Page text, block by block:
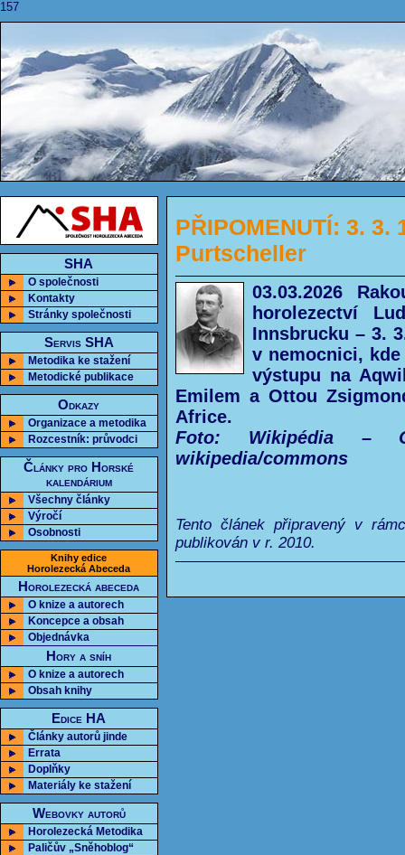
157
SHA
O společnosti
Kontakty
Stránky společnosti
Servis SHA
Metodika ke stažení
Metodické publikace
Odkazy
Organizace a metodika
Rozcestník: průvodci
Články pro Horské
kalendárium
Všechny články
Výročí
Osobnosti
Knihy edice
Horolezecká Abeceda
Horolezecká abeceda
O knize a autorech
Koncepce a obsah
Objednávka
Hory a sníh
O knize a autorech
Obsah knihy
Edice HA
Články autorů jinde
Errata
Doplňky
Materiály ke stažení
Webovky autorů
Horolezecká Metodika
Paličův „Sněhoblog“
PŘIPOMENUTÍ: 3.
Purtscheller
03.03.2026
horolezectví
Innsbrucku – 3.
v nemocnici,
výstupu na
Emilem a Ottou
Africe.
Foto: Wikipédia –
wikipedia/commons
Tento článek připravený v
publikován v r. 2010.